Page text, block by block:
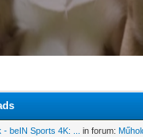
beIN Sports 4K: ... in forum: